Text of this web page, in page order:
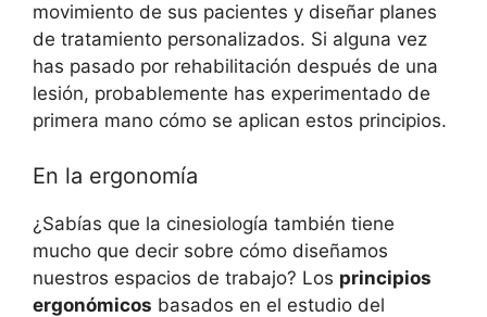
movimiento de sus pacientes y diseñar planes
de tratamiento personalizados. Si alguna vez
has pasado por rehabilitación después de una
lesión, probablemente has experimentado de
primera mano cómo se aplican estos principios.
En la ergonomía
¿Sabías que la cinesiología también tiene
mucho que decir sobre cómo diseñamos
nuestros espacios de trabajo? Los principios
ergonómicos basados en el estudio del